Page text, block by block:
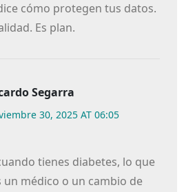
cómo protegen tus datos.
Es plan.
Segarra
30, 2025 AT 06:05
tienes diabetes, lo que
un médico o un cambio de